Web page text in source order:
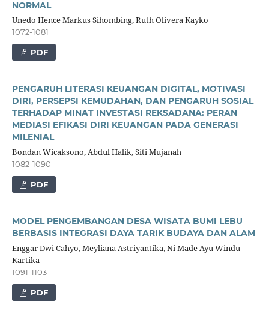
NORMAL
Unedo Hence Markus Sihombing, Ruth Olivera Kayko
1072-1081
PDF
PENGARUH LITERASI KEUANGAN DIGITAL, MOTIVASI
DIRI, PERSEPSI KEMUDAHAN, DAN PENGARUH SOSIAL
TERHADAP MINAT INVESTASI REKSADANA: PERAN
MEDIASI EFIKASI DIRI KEUANGAN PADA GENERASI
MILENIAL
Bondan Wicaksono, Abdul Halik, Siti Mujanah
1082-1090
PDF
MODEL PENGEMBANGAN DESA WISATA BUMI LEBU
BERBASIS INTEGRASI DAYA TARIK BUDAYA DAN ALAM
Enggar Dwi Cahyo, Meyliana Astriyantika, Ni Made Ayu Windu
Kartika
1091-1103
PDF